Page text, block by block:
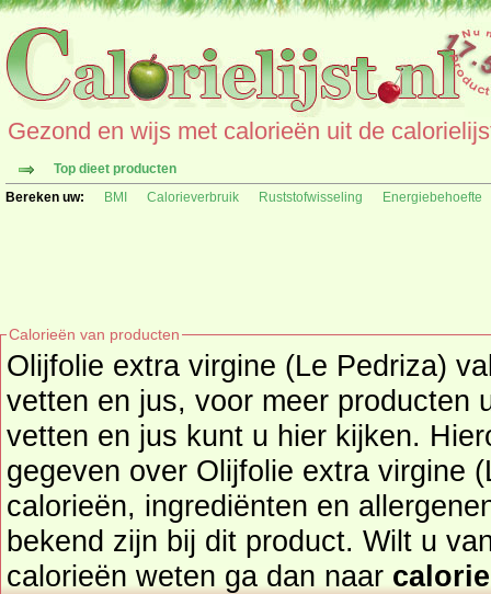
Gezond en wijs met calorieën uit de
Top dieet producten
Bereken uw:
BMI Calorieverbruik Ruststofwisseling Energiebehoefte
Calorieën van producten
Olijfolie extra virgine (Le Pedriza)
vetten en jus, voor meer producten
vetten en jus kunt u hier kijken.
gegeven over Olijfolie extra virgine (Le
calorieën, ingrediënten en
bekend zijn bij dit product. Wilt u van andere producten de
calorieën weten ga dan naar